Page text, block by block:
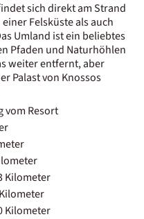
sich direkt am Strand
Felsküste als auch
Umland ist ein beliebtes
Pfaden und Naturhöhlen
weiter entfernt, aber
Palast von Knossos
vom Resort
Kilometer
Kilometer